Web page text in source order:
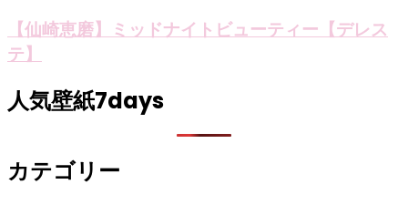
【仙崎恵磨】ミッドナイトビューティー【デレス
テ】
人気壁紙7days
カテゴリー